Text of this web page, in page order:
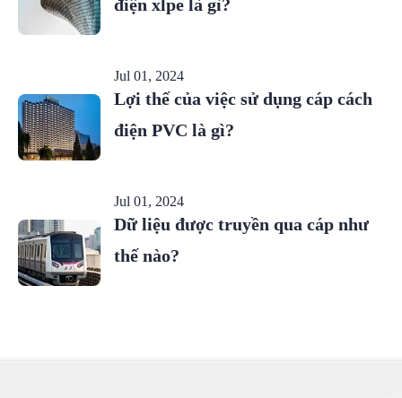
điện xlpe là gì?
Jul 01, 2024
Lợi thế của việc sử dụng cáp cách
điện PVC là gì?
Jul 01, 2024
Dữ liệu được truyền qua cáp như
thế nào?